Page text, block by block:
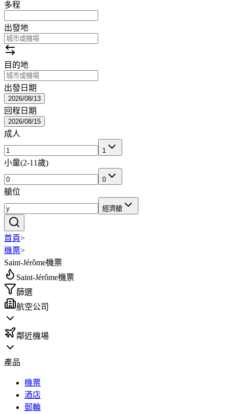
多程
出發地
目的地
出發日期
2026/08/13
回程日期
2026/08/15
成人
1
小童(2-11歲)
0
艙位
經濟艙
首頁>
機票>
Saint-Jérôme機票
Saint-Jérôme機票
篩選
航空公司
鄰近機場
產品
機票
酒店
郵輪